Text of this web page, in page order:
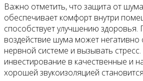
Важно отметить, что защита от
обеспечивает комфорт внутри
способствует улучшению здоровья.
воздействие шума может негативно
нервной системе и вызывать
инвестирование в качественные и
хорошей звукоизоляцией